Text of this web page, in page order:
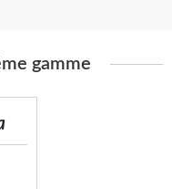
gamme